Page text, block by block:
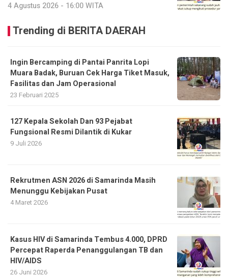
4 Agustus 2026 - 16:00 WITA
Trending di BERITA DAERAH
Ingin Bercamping di Pantai Panrita Lopi
Muara Badak, Buruan Cek Harga Tiket Masuk,
Fasilitas dan Jam Operasional
23 Februari 2025
127 Kepala Sekolah Dan 93 Pejabat
Fungsional Resmi Dilantik di Kukar
9 Juli 2026
Rekrutmen ASN 2026 di Samarinda Masih
Menunggu Kebijakan Pusat
4 Maret 2026
Kasus HIV di Samarinda Tembus 4.000, DPRD
Percepat Raperda Penanggulangan TB dan
HIV/AIDS
26 Juni 2026